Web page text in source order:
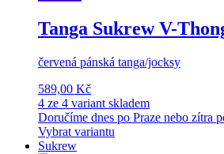
Tanga Sukrew V-
červená pánská tanga/jocksy
589,00 Kč
4 ze 4 variant skladem
Doručíme dnes po Praze nebo zítra
Vybrat variantu
Sukrew